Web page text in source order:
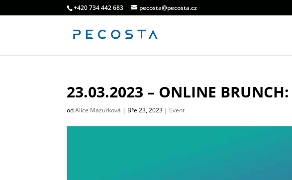
+420 734 442 683 pecosta@pecosta.cz
23.03.2023 – ONLINE
odAlice Mazurková | Bře 23, 2023 | Event